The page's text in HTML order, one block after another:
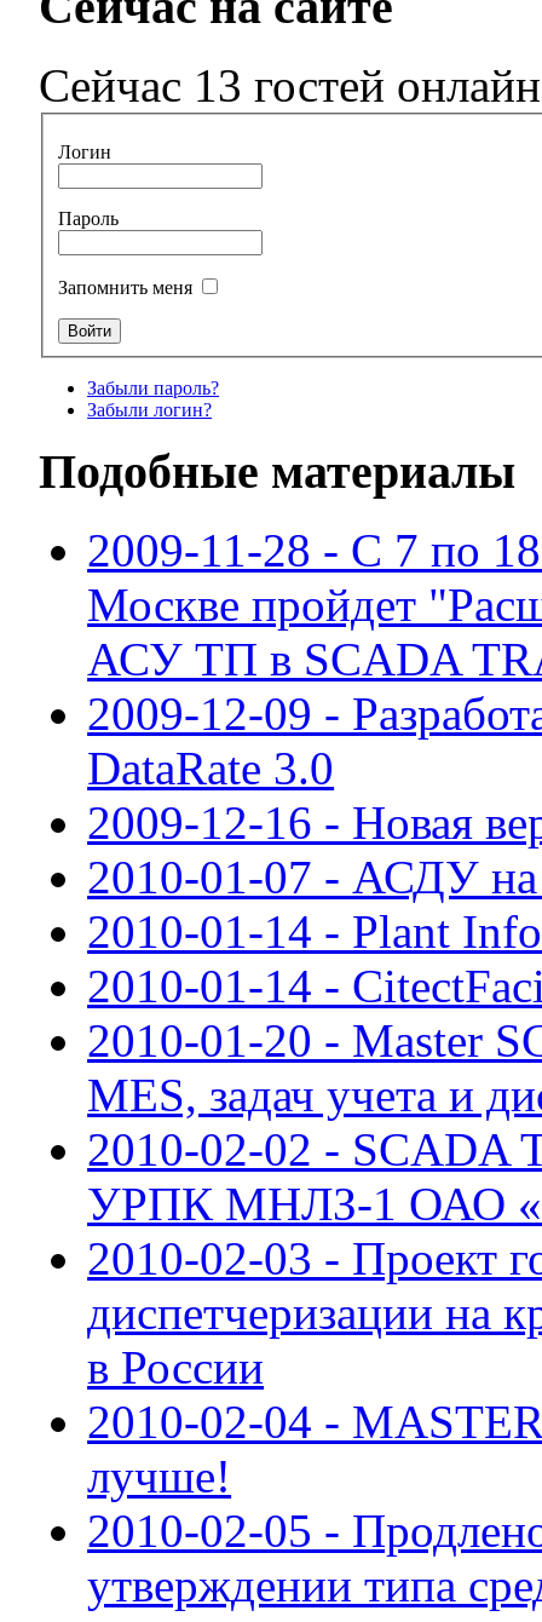
Сейчас 13 гостей онлайн
Логин
Пароль
Запомнить меня
Забыли пароль?
Забыли логин?
Подобные материалы
2009-11-28 - С 7 по 18
Москве пройдет
АСУ ТП в SCADA
2009-12-09 -
DataRate 3.0
2009-12-16 - Новая
2010-01-07 - АСДУ на
2010-01-14 - Plant
2010-01-14 -
2010-01-20 - Master
MES, задач учета и
2010-02-02 -
УРПК МНЛЗ-1 ОАО
2010-02-03 - Проект
диспетчеризации на
в России
2010-02-04 -
лучше!
2010-02-05 -
утверждении типа